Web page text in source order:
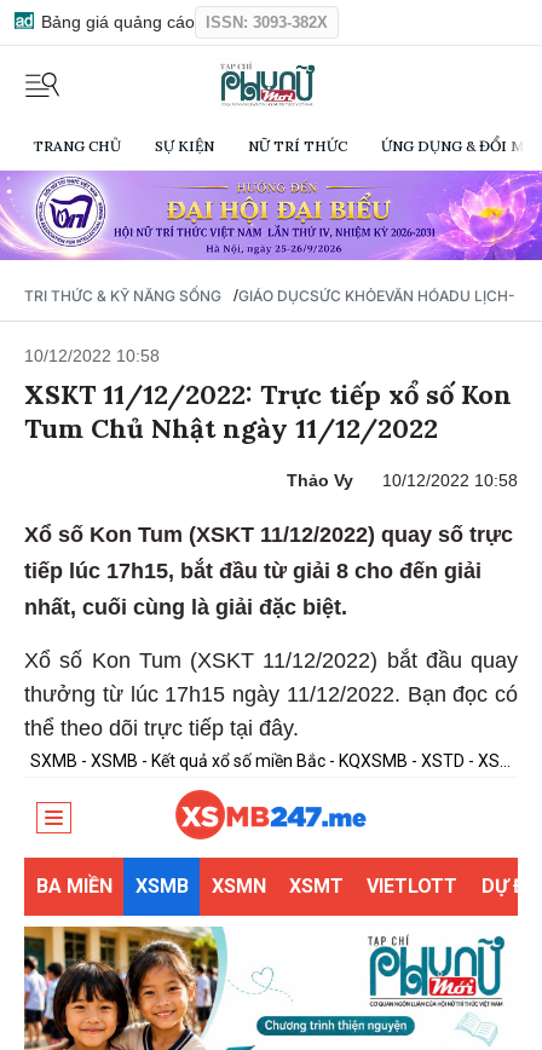
Bảng giá quảng cáo ISSN: 3093-382X
TRANG CHỦ SỰ KIỆN NỮ TRÍ THỨC ỨNG DỤNG & ĐỔI
TRI THỨC & KỸ NĂNG SỐNG /GIÁO DỤCSỨC KHỎEVĂN HÓADU LỊCH-
10/12/2022 10:58
XSKT 11/12/2022: Trực tiếp xổ số Kon
Tum Chủ Nhật ngày 11/12/2022
Thảo Vy 10/12/2022 10:58
Xổ số Kon Tum (XSKT 11/12/2022) quay số trực
tiếp lúc 17h15, bắt đầu từ giải 8 cho đến giải
nhất, cuối cùng là giải đặc biệt.
Xổ số Kon Tum (XSKT 11/12/2022) bắt đầu quay
thưởng từ lúc 17h15 ngày 11/12/2022. Bạn đọc có
thể theo dõi trực tiếp tại đây.